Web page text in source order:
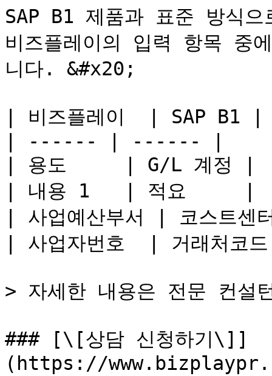
SAP B1 제품과 표준 방식
비즈플레이의 입력 항목 중
니다. &#x20;
| 비즈플레이  | SAP B1 |
| ------ | ------ |
| 용도     | G/L 계정 |
| 내용 1   | 적요     |
| 사업예산부서 | 코스트
| 사업자번호  | 거래처코
> 자세한 내용은 전문 컨설
### [\[상담 신청하기\]]